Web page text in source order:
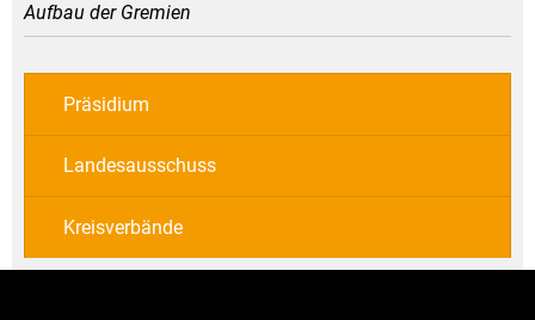
Aufbau der Gremien
Präsidium
Landesausschuss
Kreisverbände